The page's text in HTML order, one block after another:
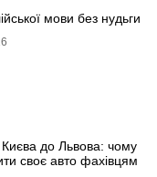
мови без нудьги
Києва до Львова: чому
своє авто фахівцям